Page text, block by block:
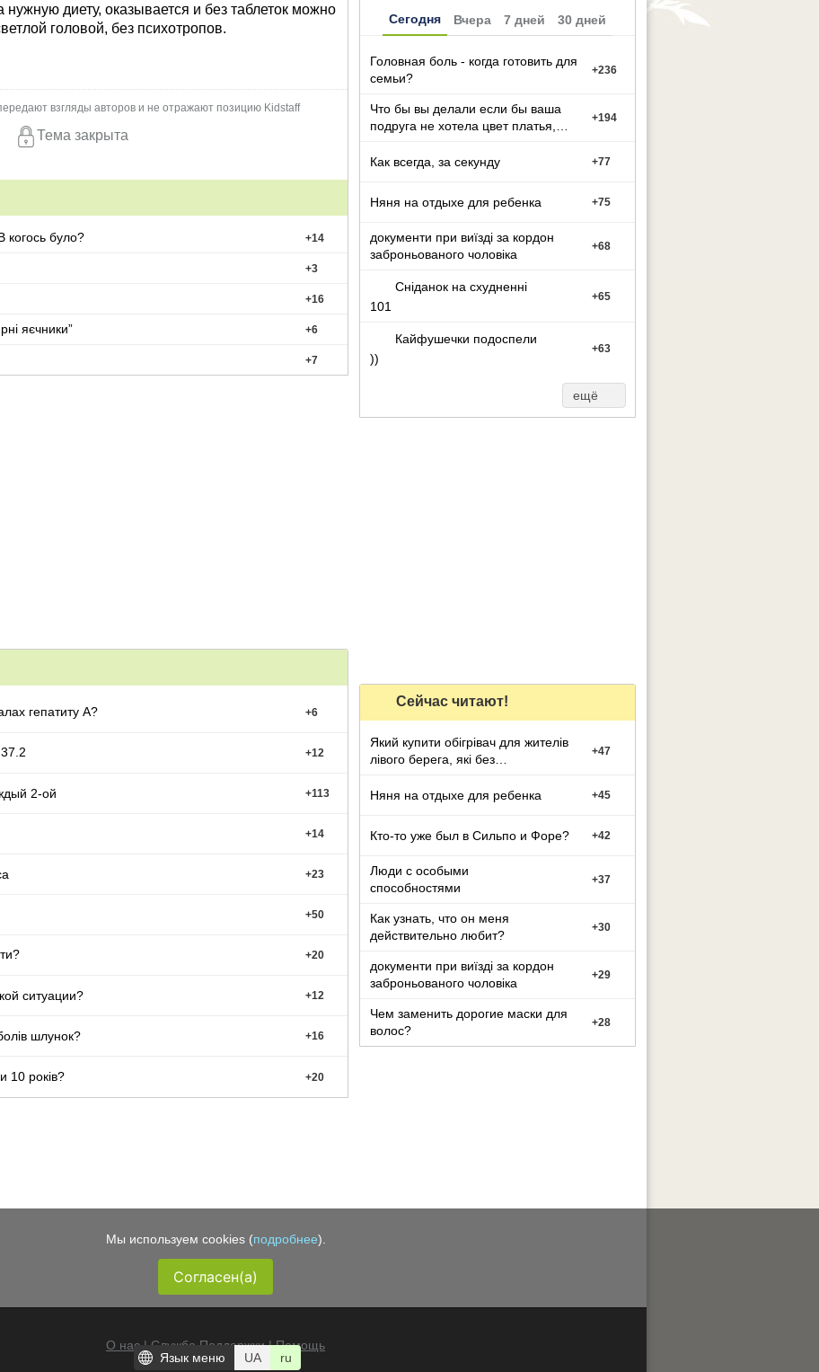
нужную диету, оказывается и без таблеток можно
головой, без психотропов.
взгляды авторов и не отражают позицию Kidstaff
Тема закрыта
когось було? +14
+3
+16
яєчники” +6
+7
гепатиту А? +6
+12
2-ой +113
+14
+23
+50
+20
ситуации? +12
шлунок? +16
10 років? +20
Сегодня Вчера 7 дней 30 дней
Головная боль - когда готовить для
семьи?
+236
Что бы вы делали если бы ваша
подруга не хотела цвет платья,
+194
Как всегда, за секунду +77
Няня на отдыхе для ребенка +75
документи при виїзді за кордон
заброньованого чоловіка
+68
Сніданок на схудненні
101
+65
Кайфушечки подоспели
))
+63
ещё
Сейчас читают!
Який купити обігрівач для жителів
лівого берега, які без
+47
Няня на отдыхе для ребенка +45
Кто-то уже был в Сильпо и Форе? +42
Люди с особыми
способностями
+37
Как узнать, что он меня
действительно любит?
+30
документи при виїзді за кордон
заброньованого чоловіка
+29
Чем заменить дорогие маски для
волос?
+28
О нас | Служба Поддержки|Помощь
Мы используем cookies (подробнее).
Согласен(а)
Язык меню UA ru